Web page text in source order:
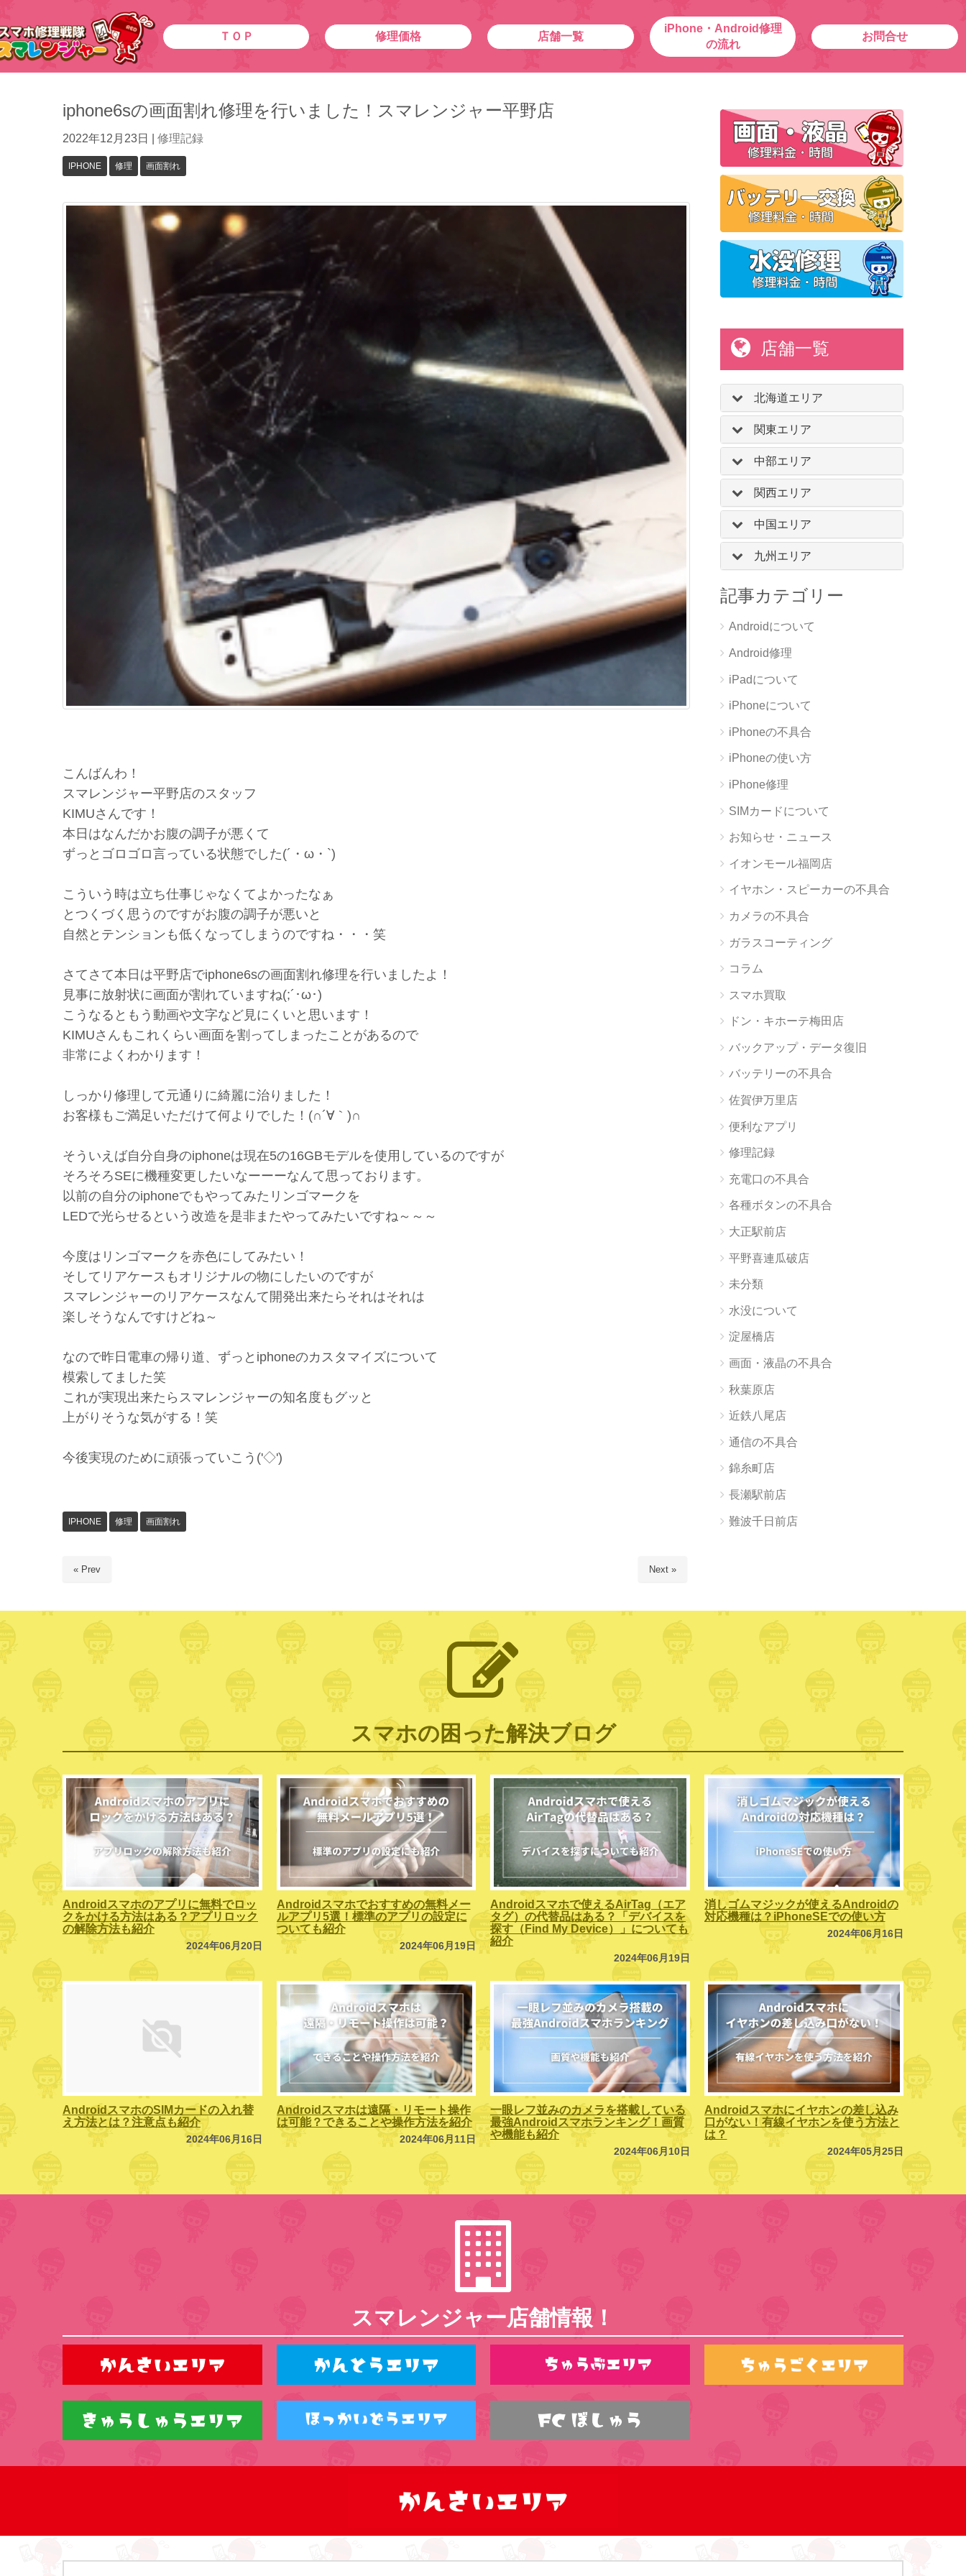
ＴＯＰ 修理価格 店舗一覧
iPhone・Android修理
の流れ
お問合せ
iphone6sの画面割れ修理を行いました！スマレンジャー平野店
2022年12月23日 修理記録
IPHONE 修理 画面割れ
こんばんわ！
スマレンジャー平野店のスタッフ
KIMUさんです！
本日はなんだかお腹の調子が悪くて
ずっとゴロゴロ言っている状態でした(´・ω・`)
こういう時は立ち仕事じゃなくてよかったなぁ
とつくづく思うのですがお腹の調子が悪いと
自然とテンションも低くなってしまうのですね・・・笑
さてさて本日は平野店でiphone6sの画面割れ修理を行いましたよ！
見事に放射状に画面が割れていますね(;´･ω･)
こうなるともう動画や文字など見にくいと思います！
KIMUさんもこれくらい画面を割ってしまったことがあるので
非常によくわかります！
しっかり修理して元通りに綺麗に治りました！
お客様もご満足いただけて何よりでした！(∩´∀｀)∩
そういえば自分自身のiphoneは現在5の16GBモデルを使用しているのですが
そろそろSEに機種変更したいなーーーなんて思っております。
以前の自分のiphoneでもやってみたリンゴマークを
LEDで光らせるという改造を是非またやってみたいですね～～～
今度はリンゴマークを赤色にしてみたい！
そしてリアケースもオリジナルの物にしたいのですが
スマレンジャーのリアケースなんて開発出来たらそれはそれは
楽しそうなんですけどね～
なので昨日電車の帰り道、ずっとiphoneのカスタマイズについて
模索してました笑
これが実現出来たらスマレンジャーの知名度もグッと
上がりそうな気がする！笑
今後実現のために頑張っていこう('◇')ゞ
IPHONE 修理 画面割れ
« Prev Next »
店舗一覧
北海道エリア
関東エリア
中部エリア
関西エリア
中国エリア
九州エリア
記事カテゴリー
Androidについて
Android修理
iPadについて
iPhoneについて
iPhoneの不具合
iPhoneの使い方
iPhone修理
SIMカードについて
お知らせ・ニュース
イオンモール福岡店
イヤホン・スピーカーの不具合
カメラの不具合
ガラスコーティング
コラム
スマホ買取
ドン・キホーテ梅田店
バックアップ・データ復旧
バッテリーの不具合
佐賀伊万里店
便利なアプリ
修理記録
充電口の不具合
各種ボタンの不具合
大正駅前店
平野喜連瓜破店
未分類
水没について
淀屋橋店
画面・液晶の不具合
秋葉原店
近鉄八尾店
通信の不具合
錦糸町店
長瀬駅前店
難波千日前店
スマホの困った解決ブログ
Androidスマホのアプリに無料でロッ
クをかける方法はある？アプリロック
の解除方法も紹介
2024年06月20日
Androidスマホでおすすめの無料メー
ルアプリ5選！標準のアプリの設定に
ついても紹介
2024年06月19日
Androidスマホで使えるAirTag（エア
タグ）の代替品はある？「デバイスを
探す（Find My Device）」についても
紹介
2024年06月19日
消しゴムマジックが使えるAndroidの
対応機種は？iPhoneSEでの使い方
2024年06月16日
AndroidスマホのSIMカードの入れ替
え方法とは？注意点も紹介
2024年06月16日
Androidスマホは遠隔・リモート操作
は可能？できることや操作方法を紹介
2024年06月11日
一眼レフ並みのカメラを搭載している
最強Androidスマホランキング！画質
や機能も紹介
2024年06月10日
Androidスマホにイヤホンの差し込み
口がない！有線イヤホンを使う方法と
は？
2024年05月25日
スマレンジャー店舗情報！